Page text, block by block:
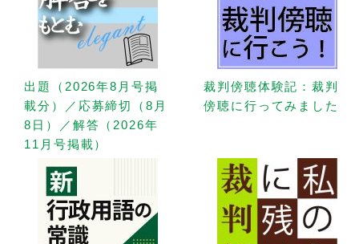
出題（2026年8月号掲
載分）／応募締切（8月
8日）／解答（2026年
11月号掲載）
裁判傍聴体験記：裁判
傍聴に行ってみました